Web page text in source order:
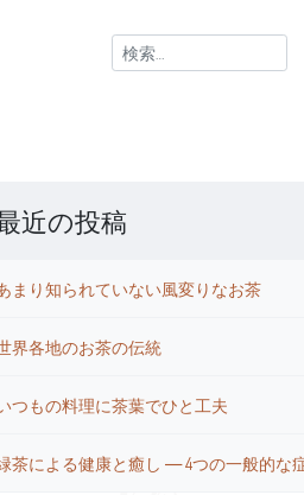
検
索:
近の投稿
まり知られていない風変りなお茶
界各地のお茶の伝統
つもの料理に茶葉でひと工夫
茶による健康と癒し ― 4つの一般的な